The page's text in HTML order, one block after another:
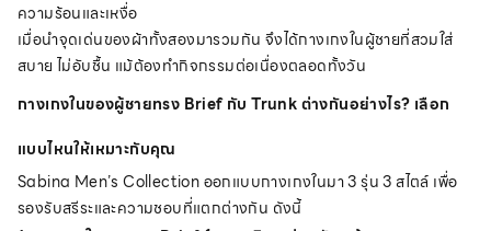
ความร้อนและเหงื่อ
เมื่อนำจุดเด่นของผ้าทั้งสองมารวมกัน จึงได้กางเกงในผู้ชายที่สวมใส่
สบาย ไม่อับชื้น แม้ต้องทำกิจกรรมต่อเนื่องตลอดทั้งวัน
กางเกงในของผู้ชายทรง Brief กับ Trunk ต่างกันอย่างไร? เลือก
แบบไหนให้เหมาะกับคุณ
Sabina Men’s Collection ออกแบบกางเกงในมา 3 รุ่น 3 สไตล์ เพื่อ
รองรับสรีระและความชอบที่แตกต่างกัน ดังนี้